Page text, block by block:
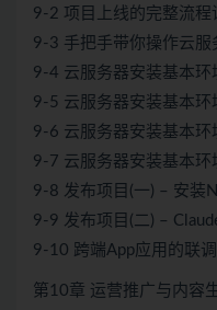
9-2 项目上线的完整流程
9-3 手把手带你操作云服
9-4 云服务器安装基本环
9-5 云服务器安装基本环
9-6 云服务器安装基本环
9-7 云服务器安装基本环
9-8 发布项目(一) – 安装
9-9 发布项目(二) –
9-10 跨端App应用的联
第10章 运营推广与内容